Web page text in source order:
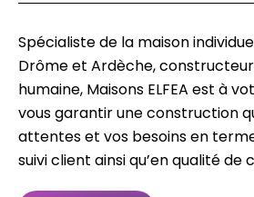
Spécialiste de la maison
Drôme et Ardèche,
humaine, Maisons ELFEA est à
vous garantir une construction
attentes et vos besoins en
suivi client ainsi qu’en qualité de